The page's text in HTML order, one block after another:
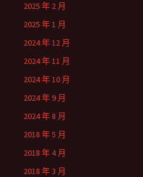
2025 年 2 月
2025 年 1 月
2024 年 12 月
2024 年 11 月
2024 年 10 月
2024 年 9 月
2024 年 8 月
2018 年 5 月
2018 年 4 月
2018 年 3 月